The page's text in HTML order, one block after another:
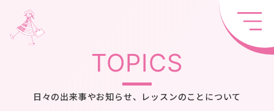
TOPICS
日々の出来事やお知らせ、レッスンのことについて